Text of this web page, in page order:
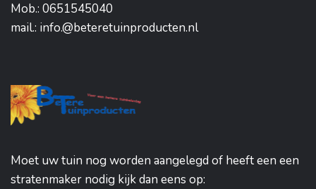
Mob.: 0651545040
mail.: info.@beteretuinproducten.nl
Moet uw tuin nog worden aangelegd of heeft een een
stratenmaker nodig kijk dan eens op: